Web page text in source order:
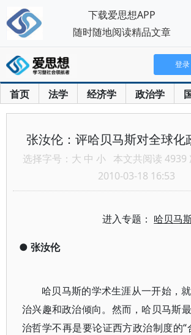
首页 法学 经济学 政治学
登录
张汝伦：评哈贝马斯对全球化
选择字号： 大 中 小 本文共阅读 4939
2010-03-18 16:53
进入专题： 哈贝马
● 张汝伦
哈贝马斯的学术生涯从一开始，
治兴趣和政治倾向。然而，哈贝马斯
治哲学不再是要论证西方政治制度的“
下载爱思想APP
随时随地阅读精品文章